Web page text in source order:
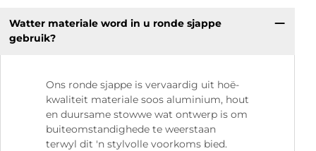
Watter materiale word in u ronde sjappe
gebruik?
Ons ronde sjappe is vervaardig uit hoë-
kwaliteit materiale soos aluminium, hout
en duursame stowwe wat ontwerp is om
buiteomstandighede te weerstaan
terwyl dit 'n stylvolle voorkoms bied.